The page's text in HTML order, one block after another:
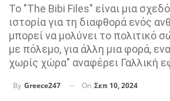
Το "The Bibi Files" είναι μια
ιστορία για τη διαφθορά ενός
μπορεί να μολύνει το πολιτικό
με πόλεμο, για άλλη μια φορά,
χωρίς χώρα" αναφέρει Γαλλική
By Greece247 On Σεπ 10, 2024